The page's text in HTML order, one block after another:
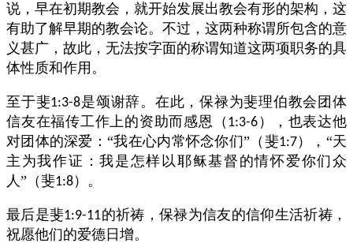
说，早在初期教会，就开始发展出教会有形的架构，这
有助了解早期的教会论。不过，这两种称谓所包含的意
义甚广，故此，无法按字面的称谓知道这两项职务的具
体性质和作用。
至于斐1:3-8是颂谢辞。在此，保禄为斐理伯教会团体
信友在福传工作上的资助而感恩（ 1:3-6 ），也表达他
对团体的深爱：“我在心内常怀念你们”（斐1:7），“天
主为我作证：我是怎样以耶稣基督的情怀爱你们众
人”（斐1:8）。
最后是斐1:9-11的祈祷，保禄为信友的信仰生活祈祷，
祝愿他们的爱德日增。